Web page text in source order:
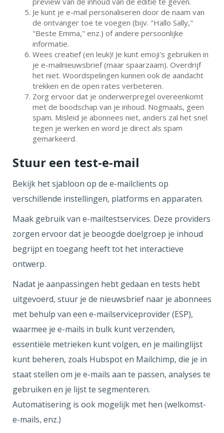
Je kunt je e-mail personaliseren door de naam van
de ontvanger toe te voegen (bijv. "Hallo Sally,"
"Beste Emma," enz.) of andere persoonlijke
informatie.
Wees creatief (en leuk)! Je kunt emoji's gebruiken in
je e-mailnieuwsbrief (maar spaarzaam). Overdrijf
het niet. Woordspelingen kunnen ook de aandacht
trekken en de open rates verbeteren.
Zorg ervoor dat je onderwerpregel overeenkomt
met de boodschap van je inhoud. Nogmaals, geen
spam. Misleid je abonnees niet, anders zal het snel
tegen je werken en word je direct als spam
gemarkeerd.
Stuur een test-e-mail
Bekijk het sjabloon op de e-mailclients op
verschillende instellingen, platforms en apparaten.
Maak gebruik van e-mailtestservices. Deze providers
zorgen ervoor dat je beoogde doelgroep je inhoud
begrijpt en toegang heeft tot het interactieve
ontwerp.
Nadat je aanpassingen hebt gedaan en tests hebt
uitgevoerd, stuur je de nieuwsbrief naar je abonnees
met behulp van een e-mailserviceprovider (ESP),
waarmee je e-mails in bulk kunt verzenden,
essentiële metrieken kunt volgen, en je mailinglijst
kunt beheren, zoals Hubspot en Mailchimp, die je in
staat stellen om je e-mails aan te passen, analyses te
gebruiken en je lijst te segmenteren.
Automatisering is ook mogelijk met hen (welkomst-
e-mails, enz.)